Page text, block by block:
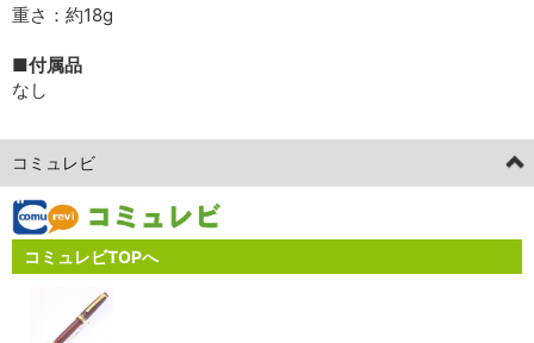
重さ：約18g
■付属品
なし
コミュレビ
コミュレビTOPへ